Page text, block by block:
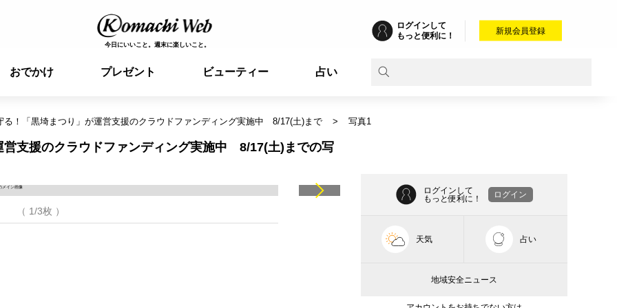
今日にいいこと。週末に楽しいこと。
ログインして
もっと便利に！
新規会員登録
おでかけ プレゼント ビューティー 占い
る！「黒埼まつり」が運営支援のクラウドファンディング実施中 8/17(土)まで 写真1
支援のクラウドファンディング実施中 8/17(土)までの写
（ 1/3枚 ）
ログインして
もっと便利に！
ログイン
天気 占い
地域安全ニュース